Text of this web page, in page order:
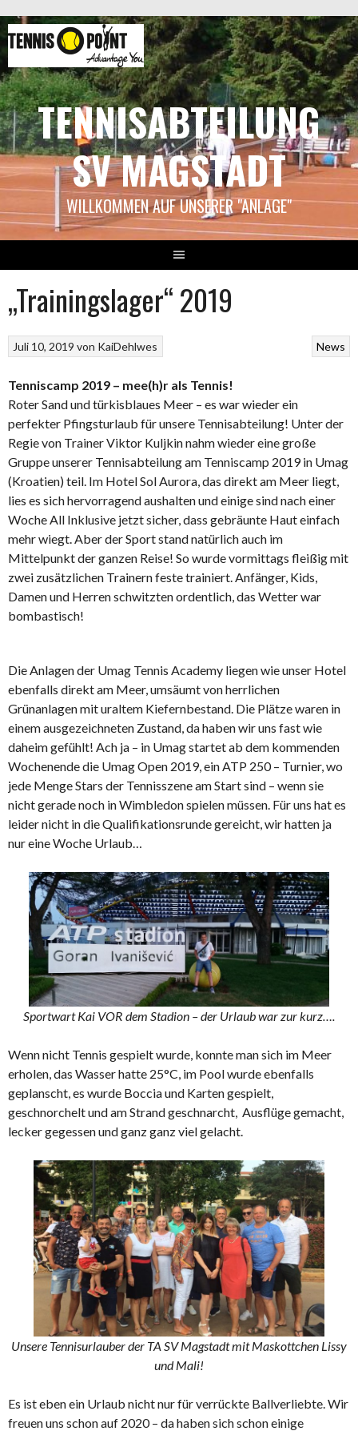
zum
Inhalt
TENNISABTEILUNG
SV MAGSTADT
WILLKOMMEN AUF UNSERER "ANLAGE"
„Trainingslager“ 2019
News
Juli 10, 2019 von KaiDehlwes
Tenniscamp 2019 – mee(h)r als Tennis!
Roter Sand und türkisblaues Meer – es war wieder ein
perfekter Pfingsturlaub für unsere Tennisabteilung! Unter der
Regie von Trainer Viktor Kuljkin nahm wieder eine große
Gruppe unserer Tennisabteilung am Tenniscamp 2019 in Umag
(Kroatien) teil. Im Hotel Sol Aurora, das direkt am Meer liegt,
lies es sich hervorragend aushalten und einige sind nach einer
Woche All Inklusive jetzt sicher, dass gebräunte Haut einfach
mehr wiegt. Aber der Sport stand natürlich auch im
Mittelpunkt der ganzen Reise! So wurde vormittags fleißig mit
zwei zusätzlichen Trainern feste trainiert. Anfänger, Kids,
Damen und Herren schwitzten ordentlich, das Wetter war
bombastisch!
Die Anlagen der Umag Tennis Academy liegen wie unser Hotel
ebenfalls direkt am Meer, umsäumt von herrlichen
Grünanlagen mit uraltem Kiefernbestand. Die Plätze waren in
einem ausgezeichneten Zustand, da haben wir uns fast wie
daheim gefühlt! Ach ja – in Umag startet ab dem kommenden
Wochenende die Umag Open 2019, ein ATP 250 – Turnier, wo
jede Menge Stars der Tennisszene am Start sind – wenn sie
nicht gerade noch in Wimbledon spielen müssen. Für uns hat es
leider nicht in die Qualifikationsrunde gereicht, wir hatten ja
nur eine Woche Urlaub…
Sportwart Kai VOR dem Stadion – der Urlaub war zur kurz….
Wenn nicht Tennis gespielt wurde, konnte man sich im Meer
erholen, das Wasser hatte 25°C, im Pool wurde ebenfalls
geplanscht, es wurde Boccia und Karten gespielt,
geschnorchelt und am Strand geschnarcht, Ausflüge gemacht,
lecker gegessen und ganz ganz viel gelacht.
Unsere Tennisurlauber der TA SV Magstadt mit Maskottchen Lissy
und Mali!
Es ist eben ein Urlaub nicht nur für verrückte Ballverliebte. Wir
freuen uns schon auf 2020 – da haben sich schon einige